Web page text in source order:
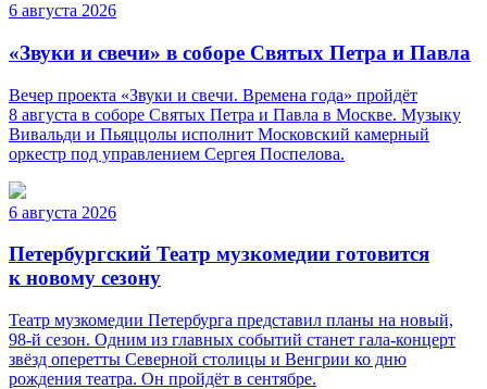
6 августа 2026
«Звуки и свечи» в соборе Святых Петра и Павла
Вечер проекта «Звуки и свечи. Времена года» пройдёт
8 августа в соборе Святых Петра и Павла в Москве. Музыку
Вивальди и Пьяццолы исполнит Московский камерный
оркестр под управлением Сергея Поспелова.
6 августа 2026
Петербургский Театр музкомедии готовится
к новому сезону
Театр музкомедии Петербурга представил планы на новый,
98-й сезон. Одним из главных событий станет гала-концерт
звёзд оперетты Северной столицы и Венгрии ко дню
рождения театра. Он пройдёт в сентябре.